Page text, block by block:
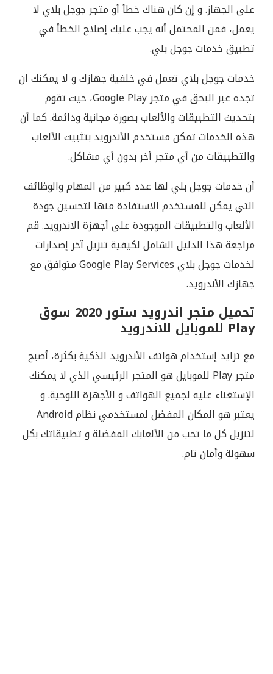
على الجهاز. و إن كان هناك خطأ أو متجر جوجل بلاي لا
يعمل، فمن المحتمل أنه يجب عليك إصلاح الخطأ في
تطبيق خدمات جوجل بلي.
خدمات جوجل بلاي تعمل في خلفية جهازك و لا يمكنك ان
تجده عبر البحق في متجر Google Play، حيث تقوم
بتحديث التطبيقات والألعاب بصورة مجانية ودائمة. كما أن
هذه الخدمات تمكن مستخدم الأندرويد بتثبيت الألعاب
والتطبيقات من أي متجر أخر بدون أي مشاكل.
أن خدمات جوجل بلي لها عدد كبير من المهام والوظائف
التي يمكن للمستخدم الاستفادة منها لتحسين جودة
الألعاب والتطبيقات الموجودة على أجهزة الاندرويد. قم
مراجعة هذا الدليل الشامل لكيفية تنزيل آخر إصدارات
لخدمات جوجل بلاي Google Play Services متوافق مع
جهازك الأندرويد.
تحميل متجر اندرويد ستور 2020 سوق
Play للموبايل للاندرويد
مع تزايد إستخدام هواتف الأندرويد الذكية بكثرة، أصبح
متجر Play للموبايل هو المتجر الرئيسي الذي لا يمكنك
الإستغناء عليه لجميع الهواتف و الأجهزة اللوحية. و
يعتبر هو المكان المفضل لمستخدمي نظام Android
لتنزيل كل ما تحب من الألعابك المفضلة و تطبيقاتك بكل
سهولة وأمان تام.